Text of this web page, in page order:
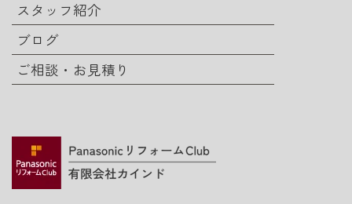
スタッフ紹介
ブログ
ご相談・お見積り